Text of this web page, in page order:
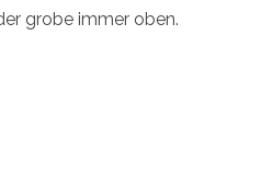
grobe immer oben.